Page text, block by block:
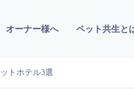
オーナー様へ ペット共生と
トホテル3選